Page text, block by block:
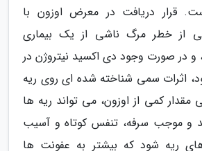
قرار دریافت در معرض اوزون با
از خطر مرگ ناشی از یک بیماری
در صورت وجود دی اکسید نیتروژن در
اثرات سمی شناخته شده ای روی ریه
مقدار کمی از اوزون، می تواند ریه ها
و موجب سرفه، تنفس کوتاه و آسیب
ریه شود که بیشتر به عفونت ها